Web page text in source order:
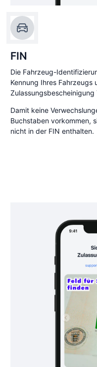
FIN
Die Fahrzeug-
Kennung Ihres Fahrzeugs
Zulassungsbescheinigung
Damit keine
Buchstaben vorkommen,
nicht in der FIN enthalten.